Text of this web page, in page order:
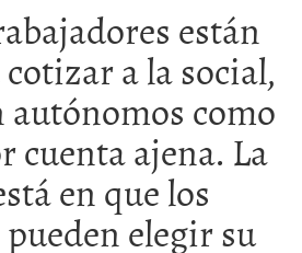
están
a la social,
como
cuenta ajena. La
en que los
elegir su